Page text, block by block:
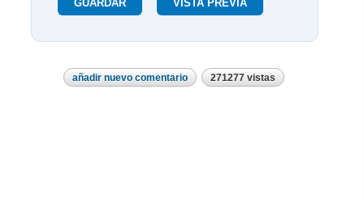
añadir nuevo comentario 271277 vistas